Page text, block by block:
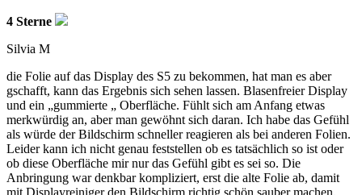
4 Sterne
Silvia M
die Folie auf das Display des S5 zu bekommen, hat man es aber
gschafft, kann das Ergebnis sich sehen lassen. Blasenfreier Display
und ein „gummierte „ Oberfläche. Fühlt sich am Anfang etwas
merkwürdig an, aber man gewöhnt sich daran. Ich habe das Gefühl
als würde der Bildschirm schneller reagieren als bei anderen Folien.
Leider kann ich nicht genau feststellen ob es tatsächlich so ist oder
ob diese Oberfläche mir nur das Gefühl gibt es sei so. Die
Anbringung war denkbar kompliziert, erst die alte Folie ab, damit
mit Displayreiniger den Bildschirm richtig schön sauber machen.